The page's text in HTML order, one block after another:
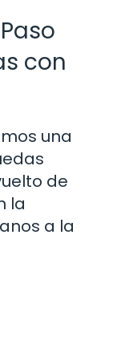
con
una
de
la
a la